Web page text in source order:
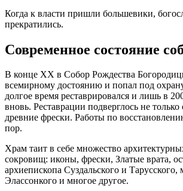
Когда к власти пришли большевики,
прекратились.
Современное состояние
В конце XX в Собор Рождества
всемирному достоянию и попал под
долгое время реставрировался и лишь в
вновь. Реставрации подверглось не
древние фрески. Работы по
пор.
Храм таит в себе множество
сокровищ: иконы, фрески, Златые врата,
архиепископа Суздальского и
Элассонкого и многое другое.